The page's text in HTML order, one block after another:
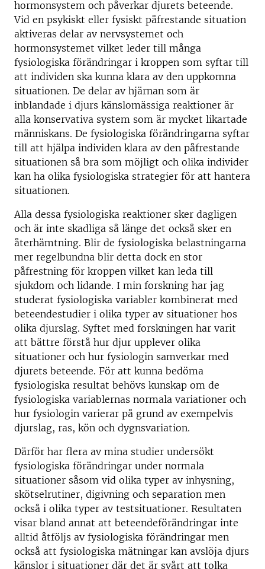
hormonsystem och påverkar djurets beteende.
Vid en psykiskt eller fysiskt påfrestande situation
aktiveras delar av nervsystemet och
hormonsystemet vilket leder till många
fysiologiska förändringar i kroppen som syftar till
att individen ska kunna klara av den uppkomna
situationen. De delar av hjärnan som är
inblandade i djurs känslomässiga reaktioner är
alla konservativa system som är mycket likartade
människans. De fysiologiska förändringarna syftar
till att hjälpa individen klara av den påfrestande
situationen så bra som möjligt och olika individer
kan ha olika fysiologiska strategier för att hantera
situationen.
Alla dessa fysiologiska reaktioner sker dagligen
och är inte skadliga så länge det också sker en
återhämtning. Blir de fysiologiska belastningarna
mer regelbundna blir detta dock en stor
påfrestning för kroppen vilket kan leda till
sjukdom och lidande. I min forskning har jag
studerat fysiologiska variabler kombinerat med
beteendestudier i olika typer av situationer hos
olika djurslag. Syftet med forskningen har varit
att bättre förstå hur djur upplever olika
situationer och hur fysiologin samverkar med
djurets beteende. För att kunna bedöma
fysiologiska resultat behövs kunskap om de
fysiologiska variablernas normala variationer och
hur fysiologin varierar på grund av exempelvis
djurslag, ras, kön och dygnsvariation.
Därför har flera av mina studier undersökt
fysiologiska förändringar under normala
situationer såsom vid olika typer av inhysning,
skötselrutiner, digivning och separation men
också i olika typer av testsituationer. Resultaten
visar bland annat att beteendeförändringar inte
alltid åtföljs av fysiologiska förändringar men
också att fysiologiska mätningar kan avslöja djurs
känslor i situationer där det är svårt att tolka